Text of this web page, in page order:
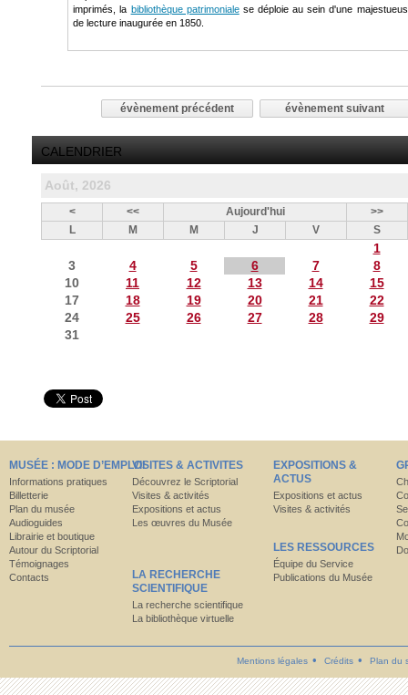
imprimés, la bibliothèque patrimonialese déploie au sein d'une
de lecture inaugurée en 1850.
évènement précédent évènement suivant
CALENDRIER
Août, 2026
< << Aujourd'hui
>>
L
M M J V S
1
3
4 5 6 7
8
10
11 12 13 14
15
17
18 19 20 21
22
24
25 26 27 28
29
31
MUSÉE : MODE D’EMPLOI
Informations pratiques
Billetterie
Plan du musée
Audioguides
Librairie et boutique
Autour du Scriptorial
Témoignages
Contacts
VISITES & ACTIVITES
Découvrez le Scriptorial
Visites & activités
Expositions et actus
Les œuvres du Musée
LA RECHERCHE
SCIENTIFIQUE
La recherche scientifique
La bibliothèque virtuelle
EXPOSITIONS &
ACTUS
Expositions et actus
Visites & activités
LES RESSOURCES
Équipe du Service
Publications du Musée
Mentions légales Crédits Plan du